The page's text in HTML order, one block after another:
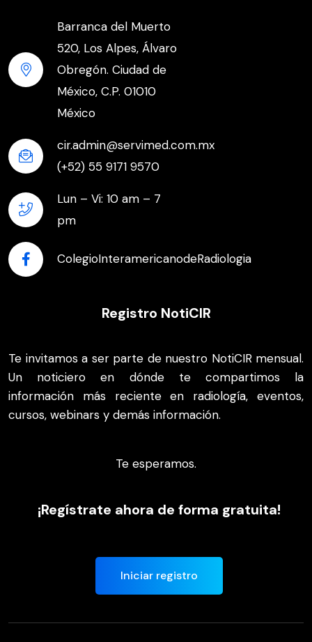
Barranca del Muerto
520, Los Alpes, Álvaro
Obregón. Ciudad de
México, C.P. 01010
México
cir.admin@servimed.com.mx
(+52) 55 9171 9570
Lun – Vi: 10 am – 7
pm
ColegioInteramericanodeRadiologia
Registro NotiCIR
Te invitamos a ser parte de nuestro NotiCIR mensual.
Un noticiero en dónde te compartimos la
información más reciente en radiología, eventos,
cursos, webinars y demás información.
Te esperamos.
¡Regístrate ahora de forma gratuita!
Iniciar registro